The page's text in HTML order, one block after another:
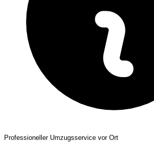
Professioneller Umzugsservice vor Ort